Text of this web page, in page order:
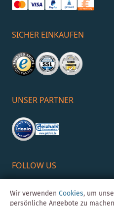
SICHER EINKAUFEN
UNSER PARTNER
FOLLOW US
Wir verwenden Cookies, um
persönliche Angebote zu